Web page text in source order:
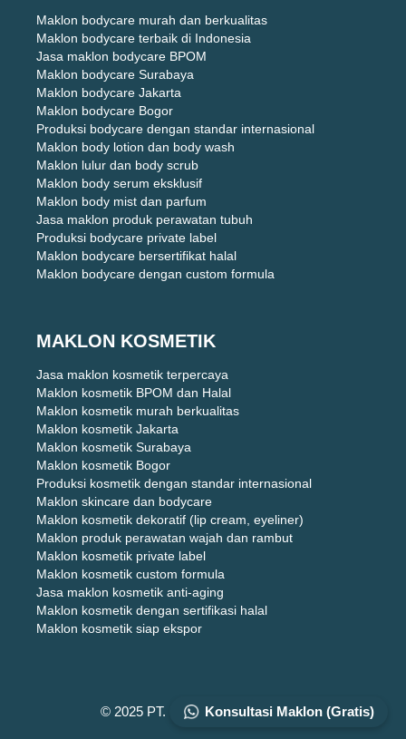
Maklon bodycare murah dan berkualitas
Maklon bodycare terbaik di Indonesia
Jasa maklon bodycare BPOM
Maklon bodycare Surabaya
Maklon bodycare Jakarta
Maklon bodycare Bogor
Produksi bodycare dengan standar internasional
Maklon body lotion dan body wash
Maklon lulur dan body scrub
Maklon body serum eksklusif
Maklon body mist dan parfum
Jasa maklon produk perawatan tubuh
Produksi bodycare private label
Maklon bodycare bersertifikat halal
Maklon bodycare dengan custom formula
MAKLON KOSMETIK
Jasa maklon kosmetik terpercaya
Maklon kosmetik BPOM dan Halal
Maklon kosmetik murah berkualitas
Maklon kosmetik Jakarta
Maklon kosmetik Surabaya
Maklon kosmetik Bogor
Produksi kosmetik dengan standar internasional
Maklon skincare dan bodycare
Maklon kosmetik dekoratif (lip cream, eyeliner)
Maklon produk perawatan wajah dan rambut
Maklon kosmetik private label
Maklon kosmetik custom formula
Jasa maklon kosmetik anti-aging
Maklon kosmetik dengan sertifikasi halal
Maklon kosmetik siap ekspor
© 2025 PT. DIZZA KARYA UTAMA
Konsultasi Maklon (Gratis)